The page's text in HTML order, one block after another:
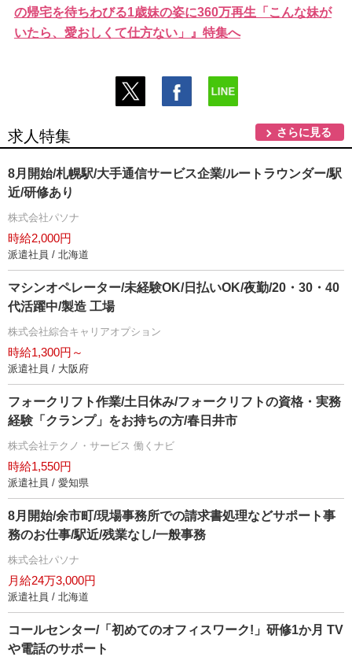
の帰宅を待ちわびる1歳妹の姿に360万再生「こんな妹が
いたら、愛おしくて仕方ない」』特集へ
求人特集 さらに見る
8月開始/札幌駅/大手通信サービス企業/ルートラウンダー/駅
近/研修あり
株式会社パソナ
時給2,000円
派遣社員 / 北海道
マシンオペレーター/未経験OK/日払いOK/夜勤/20・30・40
代活躍中/製造 工場
株式会社綜合キャリアオプション
時給1,300円～
派遣社員 / 大阪府
フォークリフト作業/土日休み/フォークリフトの資格・実務
経験「クランプ」をお持ちの方/春日井市
株式会社テクノ・サービス 働くナビ
時給1,550円
派遣社員 / 愛知県
8月開始/余市町/現場事務所での請求書処理などサポート事
務のお仕事/駅近/残業なし/一般事務
株式会社パソナ
月給24万3,000円
派遣社員 / 北海道
コールセンター/「初めてのオフィスワーク!」研修1か月 TV
電話のサポート